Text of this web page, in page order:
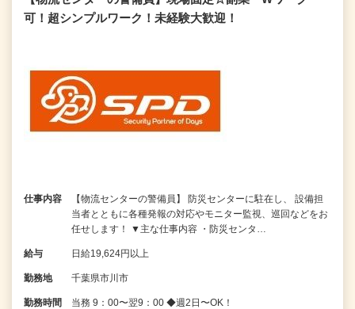
可！超シンプルワーク！未経験大歓迎！
仕事内容
【物流センターの警備員】 防災センターに駐在し、 設備担
当者とともに各種発報の対応やモニター監視、巡回などをお
任せします！ ▼主な仕事内容 ・防災センタ…
給与 日給19,624円以上
勤務地 千葉県市川市
勤務時間 当務 9：00〜翌9：00 ◆週2日〜OK！